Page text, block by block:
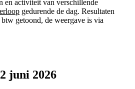
en activiteit van verschillende
gedurende de dag. Resultaten
getoond, de weergave is via
juni 2026